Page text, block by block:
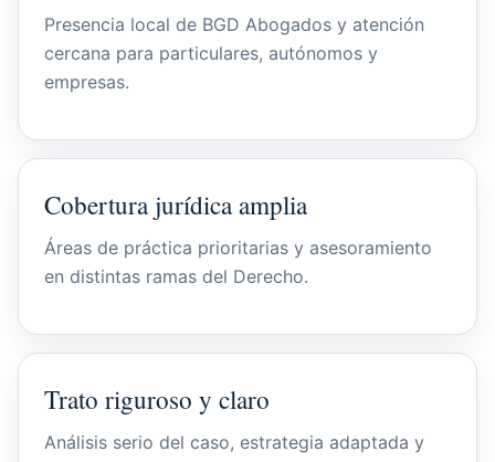
Presencia local de BGD Abogados y atención
cercana para particulares, autónomos y
empresas.
Cobertura jurídica amplia
Áreas de práctica prioritarias y asesoramiento
en distintas ramas del Derecho.
Trato riguroso y claro
Análisis serio del caso, estrategia adaptada y